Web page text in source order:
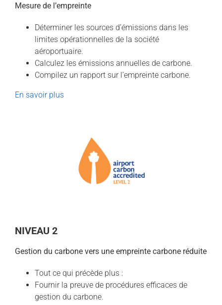
Mesure de l’empreinte
Déterminer les sources d’émissions dans les
limites opérationnelles de la société
aéroportuaire.
Calculez les émissions annuelles de carbone.
Compilez un rapport sur l’empreinte carbone.
En savoir plus
NIVEAU 2
Gestion du carbone vers une empreinte carbone réduite
Tout ce qui précède plus :
Fournir la preuve de procédures efficaces de
gestion du carbone.